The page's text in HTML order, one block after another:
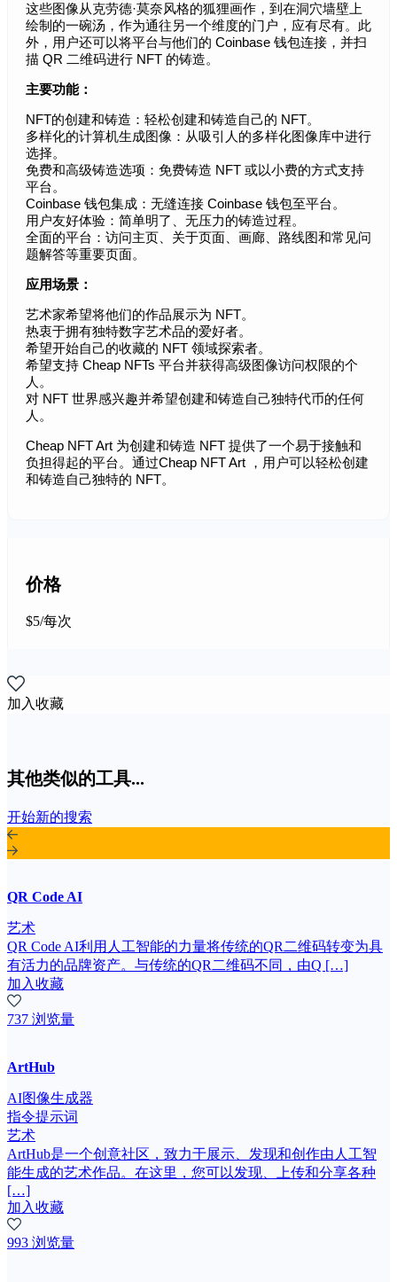
这些图像从克劳德·莫奈风格的狐狸画作，到在洞穴墙壁上
绘制的一碗汤，作为通往另一个维度的门户，应有尽有。此
外，用户还可以将平台与他们的 Coinbase 钱包连接，并扫
描 QR 二维码进行 NFT 的铸造。
主要功能：
NFT的创建和铸造：轻松创建和铸造自己的 NFT。
多样化的计算机生成图像：从吸引人的多样化图像库中进行
选择。
免费和高级铸造选项：免费铸造 NFT 或以小费的方式支持
平台。
Coinbase 钱包集成：无缝连接 Coinbase 钱包至平台。
用户友好体验：简单明了、无压力的铸造过程。
全面的平台：访问主页、关于页面、画廊、路线图和常见问
题解答等重要页面。
应用场景：
艺术家希望将他们的作品展示为 NFT。
热衷于拥有独特数字艺术品的爱好者。
希望开始自己的收藏的 NFT 领域探索者。
希望支持 Cheap NFTs 平台并获得高级图像访问权限的个
人。
对 NFT 世界感兴趣并希望创建和铸造自己独特代币的任何
人。
Cheap NFT Art 为创建和铸造 NFT 提供了一个易于接触和
负担得起的平台。通过Cheap NFT Art ，用户可以轻松创建
和铸造自己独特的 NFT。
价格
$5/每次
加入收藏
其他类似的工具...
开始新的搜索
QR Code AI
艺术
QR Code AI利用人工智能的力量将传统的QR二维码转变为具
有活力的品牌资产。与传统的QR二维码不同，由Q […]
加入收藏
737 浏览量
ArtHub
AI图像生成器
指令提示词
艺术
ArtHub是一个创意社区，致力于展示、发现和创作由人工智
能生成的艺术作品。在这里，您可以发现、上传和分享各种
[…]
加入收藏
993 浏览量